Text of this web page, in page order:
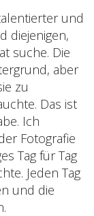
und
diejenigen,
suche. Die
aber
zu
Das ist
Ich
Fotografie
Tag für Tag
Jeden Tag
und die